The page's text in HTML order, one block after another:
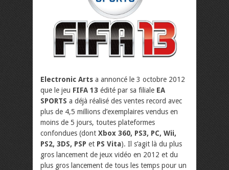
Electronic Arts a annoncé le 3 octobre 2012
que le jeu FIFA 13 édité par sa filiale EA
SPORTS a déjà réalisé des ventes record avec
plus de 4,5 millions d’exemplaires vendus en
moins de 5 jours, toutes plateformes
confondues (dont Xbox 360, PS3, PC, Wii,
PS2, 3DS, PSP et PS Vita). Il s’agit là du plus
gros lancement de jeux vidéo en 2012 et du
plus gros lancement de tous les temps pour un